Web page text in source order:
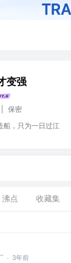
变强
保密
船，只为一日过江
沸点 收藏集
· 3年前